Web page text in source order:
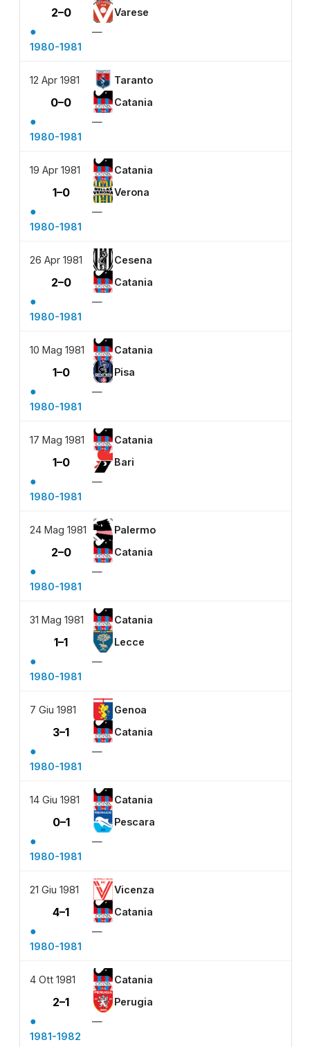
2–0 Varese
●
—
1980-1981
12 Apr 1981 Taranto
0–0 Catania
●
—
1980-1981
19 Apr 1981 Catania
1–0 Verona
●
—
1980-1981
26 Apr 1981 Cesena
2–0 Catania
●
—
1980-1981
10 Mag 1981 Catania
1–0 Pisa
●
—
1980-1981
17 Mag 1981 Catania
1–0 Bari
●
—
1980-1981
24 Mag 1981 Palermo
2–0 Catania
●
—
1980-1981
31 Mag 1981 Catania
1–1 Lecce
●
—
1980-1981
7 Giu 1981 Genoa
3–1 Catania
●
—
1980-1981
14 Giu 1981 Catania
0–1 Pescara
●
—
1980-1981
21 Giu 1981 Vicenza
4–1 Catania
●
—
1980-1981
4 Ott 1981 Catania
2–1 Perugia
●
—
1981-1982